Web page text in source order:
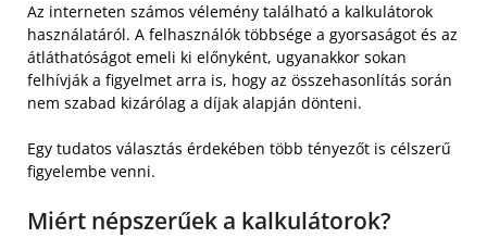
Az interneten számos vélemény található a kalkulátorok
használatáról. A felhasználók többsége a gyorsaságot és az
átláthatóságot emeli ki előnyként, ugyanakkor sokan
felhívják a figyelmet arra is, hogy az összehasonlítás során
nem szabad kizárólag a díjak alapján dönteni.
Egy tudatos választás érdekében több tényezőt is célszerű
figyelembe venni.
Miért népszerűek a kalkulátorok?